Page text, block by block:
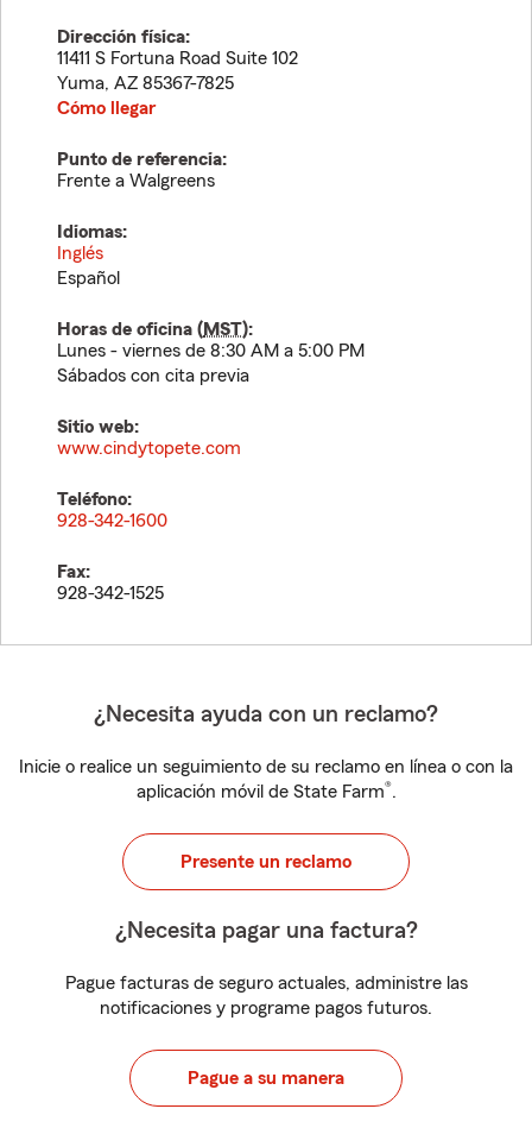
Dirección física:
11411 S Fortuna Road Suite 102
Yuma, AZ 85367-7825
Cómo llegar
Punto de referencia:
Frente a Walgreens
Idiomas:
Inglés
Español
Horas de oficina (MST):
Lunes - viernes de 8:30 AM a 5:00 PM
Sábados con cita previa
Sitio web:
www.cindytopete.com
Teléfono:
928-342-1600
Fax:
928-342-1525
¿Necesita ayuda con un reclamo?
Inicie o realice un seguimiento de su reclamo en línea o con la
aplicación móvil de State Farm®.
Presente un reclamo
¿Necesita pagar una factura?
Pague facturas de seguro actuales, administre las
notificaciones y programe pagos futuros.
Pague a su manera